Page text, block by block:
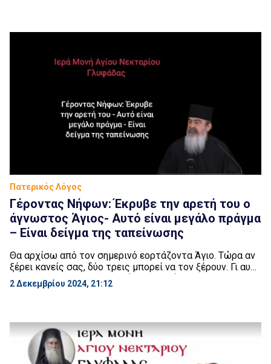
Πατερικός Λόγος
Γέροντας Νήφων: Έκρυβε την αρετή του o
άγνωστος Άγιος- Αυτό είναι μεγάλο πράγμα
– Είναι δείγμα της ταπείνωσης
Θα αρχίσω από τον σημερινό εορτάζοντα Άγιο. Τώρα αν
ξέρει κανείς σας, δύο τρεις μπορεί να τον ξέρουν. Γι αυτό
σας προτρέπω, κάθε μέρα ή το πρωί ή το βράδυ, να
ανοίγετε το ημερολογιακή σας, εκείνο το μικρό, έστω
2 Δεκεμβρίου 2024, 21:12